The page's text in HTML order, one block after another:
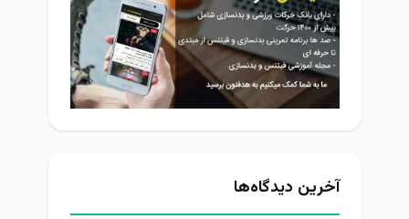
آخرین دیدگاه‌ها